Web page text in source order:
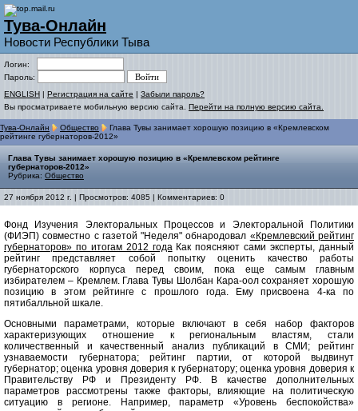
Тува-Онлайн
Новости Республики Тыва
Логин:
Пароль:
ENGLISH | Регистрация на сайте | Забыли пароль?
Вы просматриваете мобильную версию сайта. Перейти на полную версию сайта.
Тува-Онлайн Общество
Глава Тувы занимает хорошую позицию в «Кремлевском
рейтинге губернаторов-2012»
Глава Тувы занимает хорошую позицию в «Кремлевском рейтинге
губернаторов-2012»
Рубрика: Общество
27 ноября 2012 г. | Просмотров: 4085 | Комментариев: 0
Фонд Изучения Электоральных Процессов и Электоральной Политики
(ФИЭП) совместно с газетой "Неделя" обнародовал «Кремлевский рейтинг
губернаторов» по итогам 2012 годаКак поясняют сами эксперты, данный
рейтинг представляет собой попытку оценить качество работы
губернаторского корпуса перед своим, пока еще самым главным
избирателем – Кремлем. Глава Тувы Шолбан Кара-оол сохраняет хорошую
позицию в этом рейтинге с прошлого года. Ему присвоена 4-ка по
пятибалльной шкале.
Основными параметрами, которые включают в себя набор факторов
характеризующих отношение к региональным властям, стали
количественный и качественный анализ публикаций в СМИ; рейтинг
узнаваемости губернатора; рейтинг партии, от которой выдвинут
губернатор; оценка уровня доверия к губернатору; оценка уровня доверия к
Правительству РФ и Президенту РФ. В качестве дополнительных
параметров рассмотрены также факторы, влияющие на политическую
ситуацию в регионе. Например, параметр «Уровень беспокойства»